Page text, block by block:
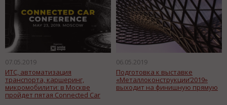
07.05.2019
ИТС, автоматизация
транспорта, каршеринг,
микромобилити: в Москве
пройдет пятая Connected Car
06.05.2019
Подготовка к выставке
«Металлоконструкции’2019»
выходит на финишную прямую